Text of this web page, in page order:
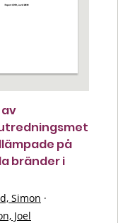
på
bränder i
Simon ·
Joel